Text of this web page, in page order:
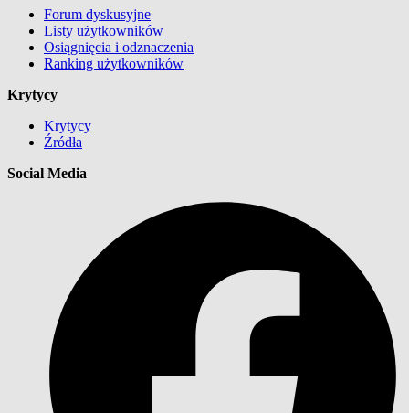
Forum dyskusyjne
Listy użytkowników
Osiągnięcia i odznaczenia
Ranking użytkowników
Krytycy
Krytycy
Źródła
Social Media